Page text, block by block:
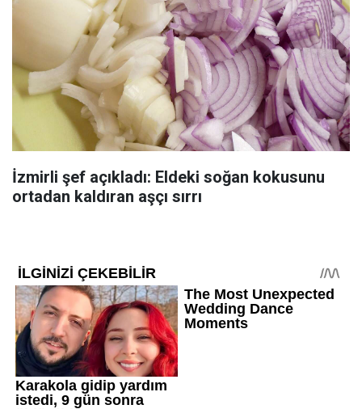
İzmirli şef açıkladı: Eldeki soğan kokusunu
ortadan kaldıran aşçı sırrı